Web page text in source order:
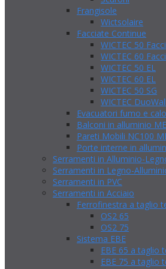
Frangisole
Wictsolaire
Facciate Continue
WICTEC 50
WICTEC 60
WICTEC 50 EL
WICTEC 60 EL
WICTEC 50 SG
WICTEC DuoWall
Evacuatori fumo e
Balconi in alluminio
Pareti Mobili NC100
Porte interne in
Serramenti in Alluminio-
Serramenti in Legno-
Serramenti in PVC
Serramenti in Acciaio
Ferrofinestra a taglio
OS2 65
OS2 75
Sistema EBE
EBE 65 a taglio
EBE 75 a taglio